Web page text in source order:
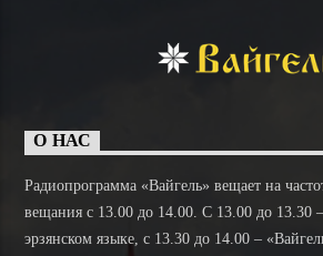
О НАС
Радиопрограмма «Вайгель» вещает на
вещания с 13.00 до 14.00. C 13.00 до 13.30
эрзянском языке, с 13.30 до 14.00 –